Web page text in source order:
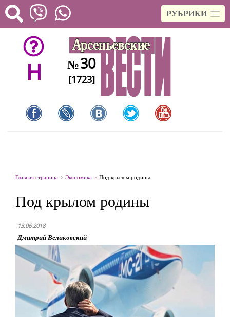
РУБРИКИ
H №30
[1723]
Главная страница Экономика Под крылом родины
Под крылом родины
13.06.2018
Дмитрий Великовский